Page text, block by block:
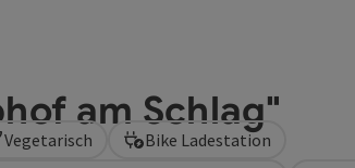
am Schlag"
Vegetarisch Bike Ladestation